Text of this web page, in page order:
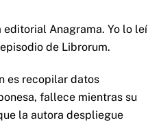
Anagrama. Yo lo leí
de Librorum.
es recopilar datos
fallece mientras su
la autora despliegue